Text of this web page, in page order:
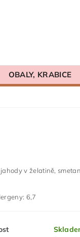
OBALY, KRABICE
v želatině,
6,7